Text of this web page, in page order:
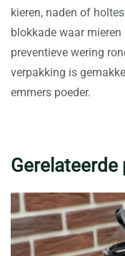
kieren, naden of
blokkade waar
preventieve wering
verpakking is
emmers poeder.